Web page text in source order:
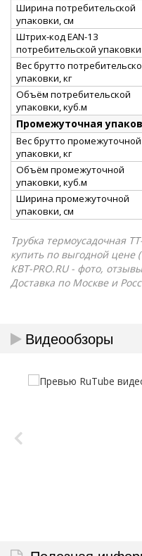
Ширина потребительской
упаковки, см
Штрих-код EAN-13
потребительской упаковки
Вес брутто
упаковки, кг
Объём потребительской
упаковки, куб.м
Промежуточная
Вес брутто промежуточной
упаковки, кг
Объём промежуточной
упаковки, куб.м
Ширина промежуточной
упаковки, см
Трубка термоусадочная
купить по выгодной цене
КВТ-PRO.RU - фото,
Доставка по Москве и
Видеообзоры